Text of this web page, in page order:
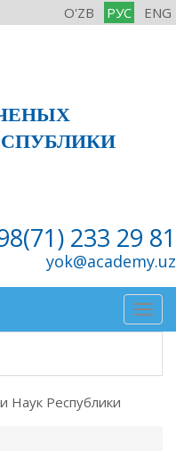
O'ZB РУС ENG
233 29 81
yok@academy.uz
Наук Республики